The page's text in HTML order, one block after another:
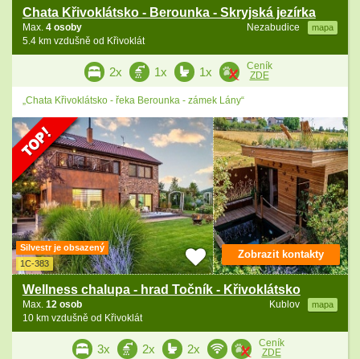
Chata Křivoklátsko - Berounka - Skryjská jezírka
Nezabudice mapa
Max. 4 osoby
5.4 km vzdušně od Křivoklát
2x 1x 1x
Ceník
ZDE
„Chata Křivoklátsko - řeka Berounka - zámek Lány“
Silvestr je obsazený
1C-383
Wellness chalupa - hrad Točník - Křivoklátsko
Kublov mapa
Max. 12 osob
10 km vzdušně od Křivoklát
Zobrazit kontakty
3x 2x 2x
Ceník
ZDE